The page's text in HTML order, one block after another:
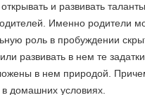
ПРИЛОЖЕНИЯ
роста и веса ребенка
для Android
ссылки
и развивать
Именно родители
роль в пробуждении
развивать в нем те
в нем природой.
в домашних условиях.